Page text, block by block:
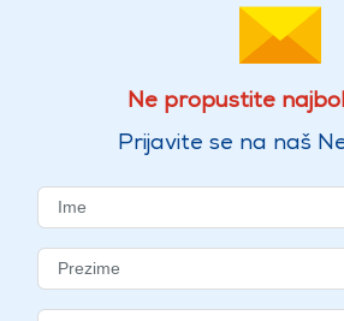
Ne propustite
Prijavite se na naš